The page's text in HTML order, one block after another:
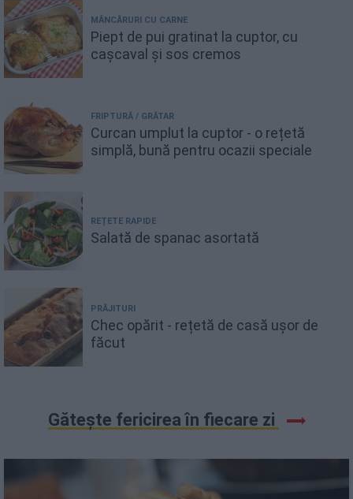
MÂNCĂRURI CU CARNE
Piept de pui gratinat la cuptor, cu
cașcaval și sos cremos
FRIPTURĂ / GRĂTAR
Curcan umplut la cuptor - o rețetă
simplă, bună pentru ocazii speciale
REȚETE RAPIDE
Salată de spanac asortată
PRĂJITURI
Chec opărit - rețetă de casă ușor de
făcut
Gătește fericirea în fiecare zi